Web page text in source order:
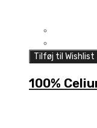
Tilføj til Wishlist
100%